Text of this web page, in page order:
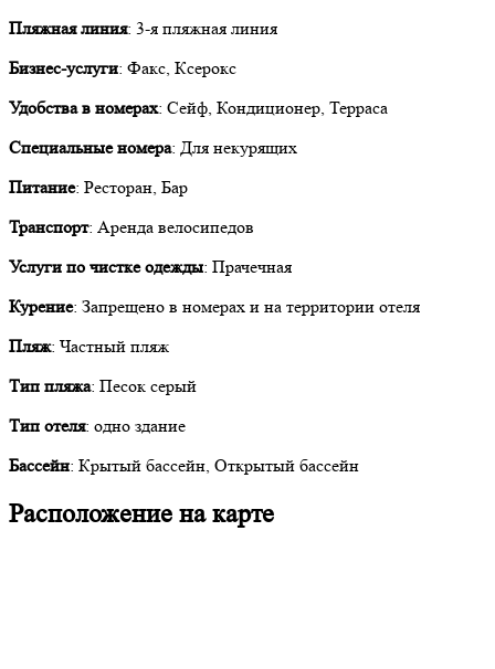
Пляжная линия: 3-я пляжная линия
Бизнес-услуги: Факс, Ксерокс
Удобства в номерах: Сейф, Кондиционер, Терраса
Специальные номера: Для некурящих
Питание: Ресторан, Бар
Транспорт: Аренда велосипедов
Услуги по чистке одежды: Прачечная
Курение: Запрещено в номерах и на территории отеля
Пляж: Частный пляж
Тип пляжа: Песок серый
Тип отеля: одно здание
Бассейн: Крытый бассейн, Открытый бассейн
Расположение на карте